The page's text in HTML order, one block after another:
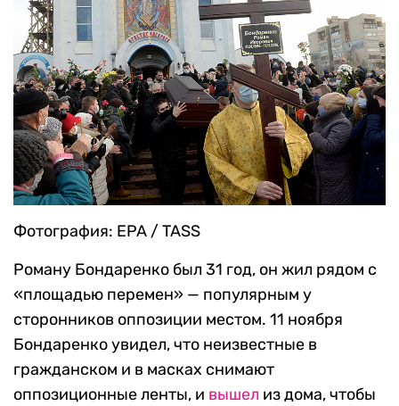
Фотография: EPA / TASS
Роману Бондаренко был 31 год, он жил рядом с
«площадью перемен» — популярным у
сторонников оппозиции местом. 11 ноября
Бондаренко увидел, что неизвестные в
гражданском и в масках снимают
оппозиционные ленты, и вышел из дома, чтобы